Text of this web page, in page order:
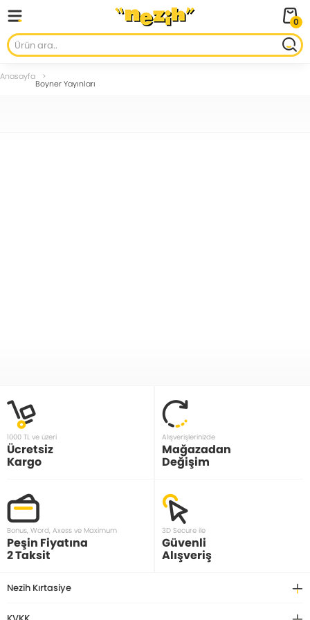
0
Anasayfa
Boyner Yayınları
1000 TL ve üzeri
Ücretsiz
Kargo
Alışverişlerinizde
Mağazadan
Değişim
Bonus, Word, Axess ve Maximum
Peşin Fiyatına
2 Taksit
3D Secure ile
Güvenli
Alışveriş
Nezih Kırtasiye